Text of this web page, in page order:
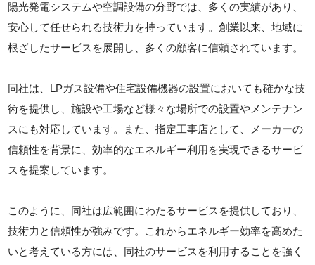
陽光発電システムや空調設備の分野では、多くの実績があり、
安心して任せられる技術力を持っています。創業以来、地域に
根ざしたサービスを展開し、多くの顧客に信頼されています。
同社は、LPガス設備や住宅設備機器の設置においても確かな技
術を提供し、施設や工場など様々な場所での設置やメンテナン
スにも対応しています。また、指定工事店として、メーカーの
信頼性を背景に、効率的なエネルギー利用を実現できるサービ
スを提案しています。
このように、同社は広範囲にわたるサービスを提供しており、
技術力と信頼性が強みです。これからエネルギー効率を高めた
いと考えている方には、同社のサービスを利用することを強く